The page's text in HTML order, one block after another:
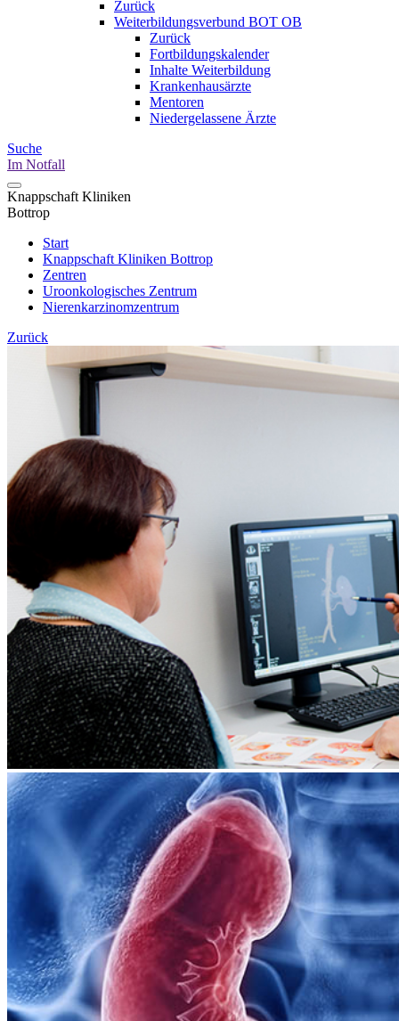
Zurück
Weiterbildungsverbund BOT OB
Zurück
Fortbildungskalender
Inhalte Weiterbildung
Krankenhausärzte
Mentoren
Niedergelassene Ärzte
Suche
Im Notfall
Knappschaft Kliniken
Bottrop
Start
Knappschaft Kliniken Bottrop
Zentren
Uroonkologisches Zentrum
Nierenkarzinomzentrum
Zurück